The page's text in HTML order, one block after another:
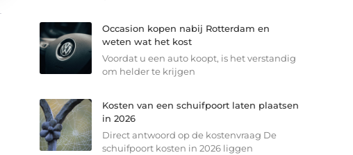
Occasion kopen nabij Rotterdam en
weten wat het kost
Voordat u een auto koopt, is het verstandig
om helder te krijgen
Kosten van een schuifpoort laten plaatsen
in 2026
Direct antwoord op de kostenvraag De
schuifpoort kosten in 2026 liggen